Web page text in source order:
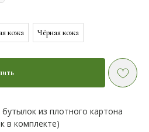
кожа Чёрная кожа
из плотного картона
в комплекте)